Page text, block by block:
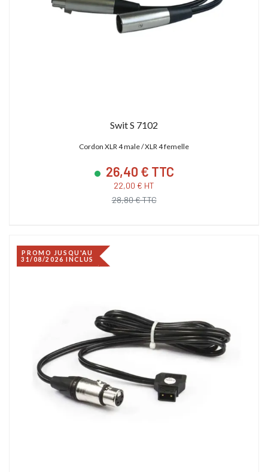
Swit S 7102
Cordon XLR 4 male / XLR 4 femelle
26,40 € TTC
22,00 € HT
28,80 € TTC
PROMO JUSQU'AU
31/08/2026 INCLUS